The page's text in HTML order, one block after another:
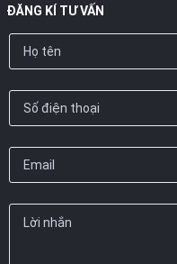
ĐĂNG KÍ TƯ VẤN